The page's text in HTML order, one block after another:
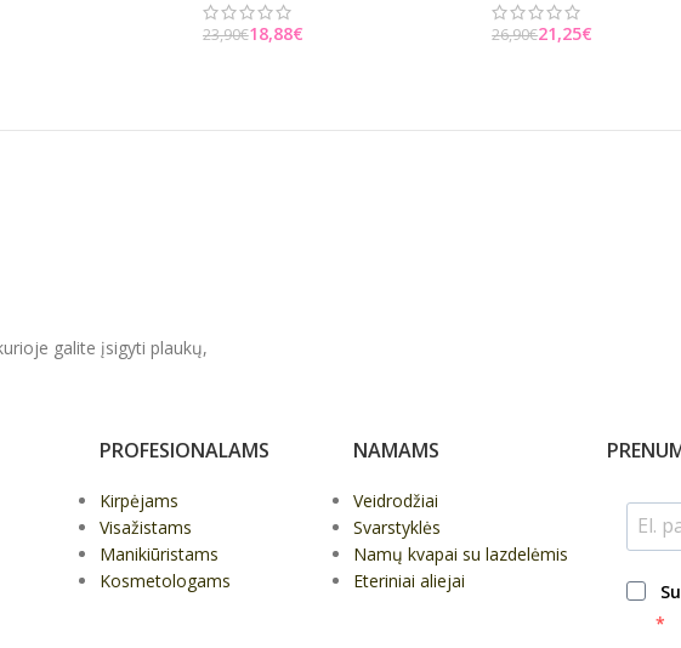
23,90€18,88€ 26,90€21,25€
galite įsigyti plaukų,
PROFESIONALAMS
Kirpėjams
Visažistams
Manikiūristams
Kosmetologams
NAMAMS
Veidrodžiai
Svarstyklės
Namų kvapai su lazdelėmis
Eteriniai aliejai